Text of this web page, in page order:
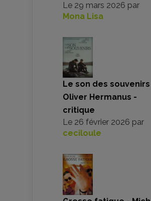
Le 29 mars 2026 par
Mona Lisa
Le son des
Oliver Hermanus -
critique
Le 26 février 2026 par
ceciloule